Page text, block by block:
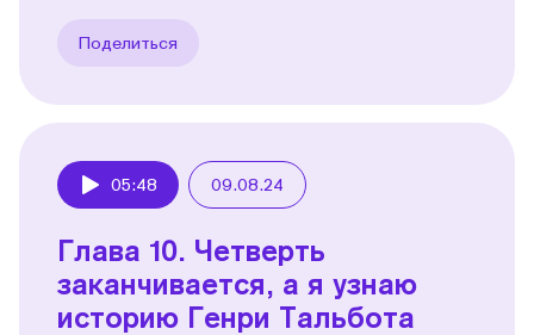
Поделиться
05:48 09.08.24
Глава 10. Четверть
заканчивается, а я узнаю
историю Генри Тальбота